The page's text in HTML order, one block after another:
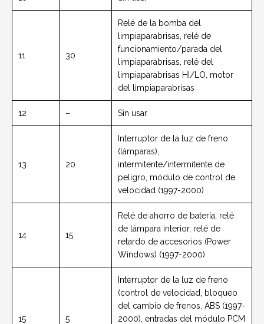
11 30
Relé de la bomba del
limpiaparabrisas, relé de
funcionamiento/parada del
limpiaparabrisas, relé del
limpiaparabrisas HI/LO, motor
del limpiaparabrisas
12 – Sin usar
13 20
Interruptor de la luz de freno
(lámparas),
intermitente/intermitente de
peligro, módulo de control de
velocidad (1997-2000)
14 15
Relé de ahorro de batería, relé
de lámpara interior, relé de
retardo de accesorios (Power
Windows) (1997-2000)
15 5
Interruptor de la luz de freno
(control de velocidad, bloqueo
del cambio de frenos, ABS (1997-
2000), entradas del módulo PCM